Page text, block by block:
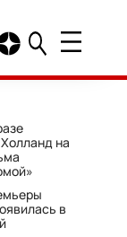
HELLO
HELLOHELLO в
на
в